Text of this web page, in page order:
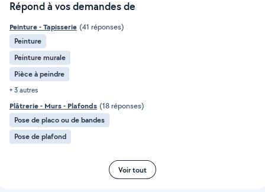
Répond à vos demandes de
Peinture - Tapisserie (41 réponses)
Peinture
Peinture murale
Pièce à peindre
+ 3 autres
Plâtrerie - Murs - Plafonds (18 réponses)
Pose de placo ou de bandes
Pose de plafond
Voir tout